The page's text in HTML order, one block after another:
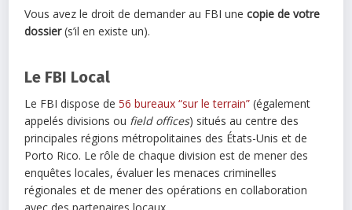
Vous avez le droit de demander au FBI une copie de votre
dossier(s’il en existe un).
Le FBI Local
Le FBI dispose de56 bureaux “sur le terrain” (également
appelés divisions ou field offices) situés au centre des
principales régions métropolitaines des États-Unis et de
Porto Rico. Le rôle de chaque division est de mener des
enquêtes locales, évaluer les menaces criminelles
régionales et de mener des opérations en collaboration
avec des partenaires locaux.